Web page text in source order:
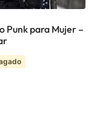
Punk para Mujer –